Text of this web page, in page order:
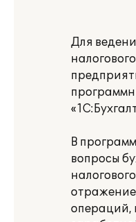
Для
В
вопросы
операций,